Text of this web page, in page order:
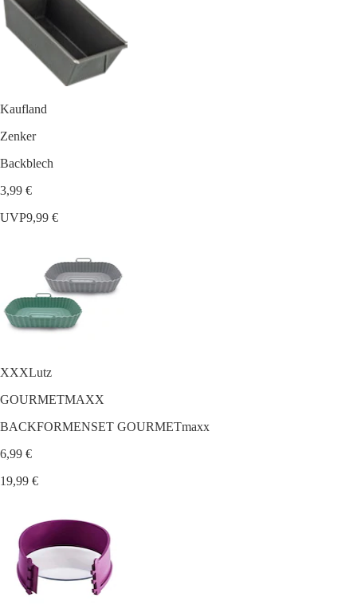
Kaufland
Zenker
Backblech
3,99 €
UVP9,99 €
XXXLutz
GOURMETMAXX
BACKFORMENSET GOURMETmaxx
6,99 €
19,99 €